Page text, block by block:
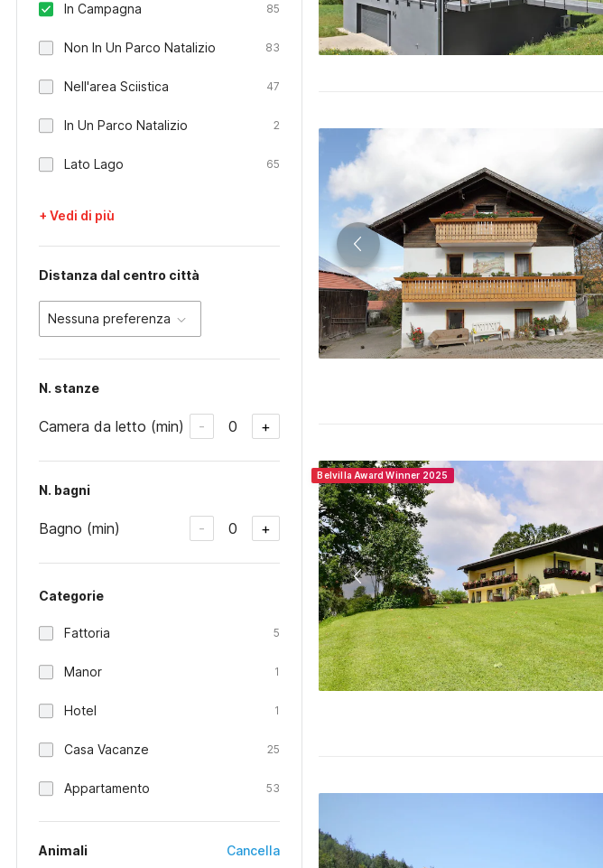
In Campagna 85
Non In Un Parco Natalizio 83
Nell'area Sciistica 47
In Un Parco Natalizio 2
Lato Lago 65
+ Vedi di più
Distanza dal centro città
Nessuna preferenza
N. stanze
Camera da letto (min) - 0 +
N. bagni
Bagno (min) - 0 +
Categorie
Fattoria 5
Manor 1
Hotel 1
Casa Vacanze 25
Appartamento 53
Animali Cancella
Belvilla Award Winner 2025